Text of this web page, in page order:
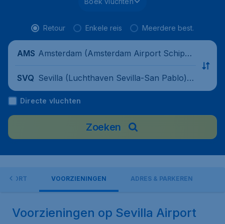
Retour Enkele reis Meerdere best.
AMS Amsterdam (Amsterdam Airport Schipho
SVQ Sevilla (Luchthaven Sevilla-San Pablo),
Spanje
Directe vluchten
Zoeken
VOORZIENINGEN ADRES & PARKEREN
Voorzieningen op Sevilla Airport